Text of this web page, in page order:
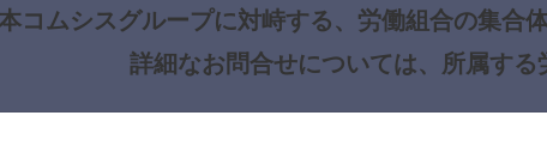
コムシスグループに対峙する、労働組合の集合
詳細なお問合せについては、所属する